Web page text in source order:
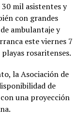
mil asistentes y
con grandes
ambulantaje y
este viernes 7
rosaritenses.
la Asociación de
de
una proyección